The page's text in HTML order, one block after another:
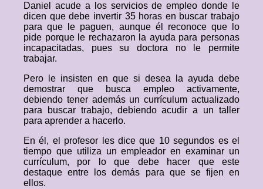
Daniel acude a los servicios de empleo donde le
dicen que debe invertir 35 horas en buscar trabajo
para que le paguen, aunque él reconoce que lo
pide porque le rechazaron la ayuda para personas
incapacitadas, pues su doctora no le permite
trabajar.
Pero le insisten en que si desea la ayuda debe
demostrar que busca empleo activamente,
debiendo tener además un currículum actualizado
para buscar trabajo, debiendo acudir a un taller
para aprender a hacerlo.
En él, el profesor les dice que 10 segundos es el
tiempo que utiliza un empleador en examinar un
currículum, por lo que debe hacer que este
destaque entre los demás para que se fijen en
ellos.